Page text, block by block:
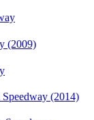
(2009)
(2014)